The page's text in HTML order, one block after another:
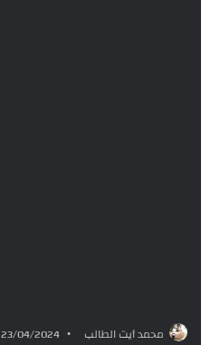
محمد أيت الطالب 23/04/2024